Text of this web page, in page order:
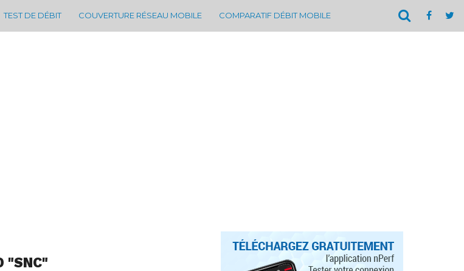
TEST DE DÉBIT COUVERTURE RÉSEAU MOBILE COMPARATIF DÉBIT MOBILE
"SNC"